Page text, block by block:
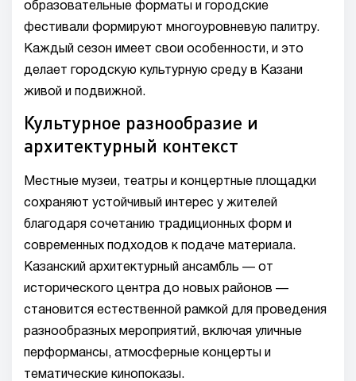
образовательные форматы и городские
фестивали формируют многоуровневую палитру.
Каждый сезон имеет свои особенности, и это
делает городскую культурную среду в Казани
живой и подвижной.
Культурное разнообразие и
архитектурный контекст
Местные музеи, театры и концертные площадки
сохраняют устойчивый интерес у жителей
благодаря сочетанию традиционных форм и
современных подходов к подаче материала.
Казанский архитектурный ансамбль — от
исторического центра до новых районов —
становится естественной рамкой для проведения
разнообразных мероприятий, включая уличные
перформансы, атмосферные концерты и
тематические кинопоказы.